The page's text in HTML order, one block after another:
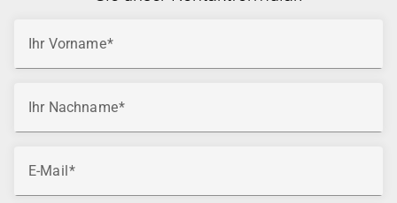
Ihr Vorname
Ihr Nachname
E-Mail